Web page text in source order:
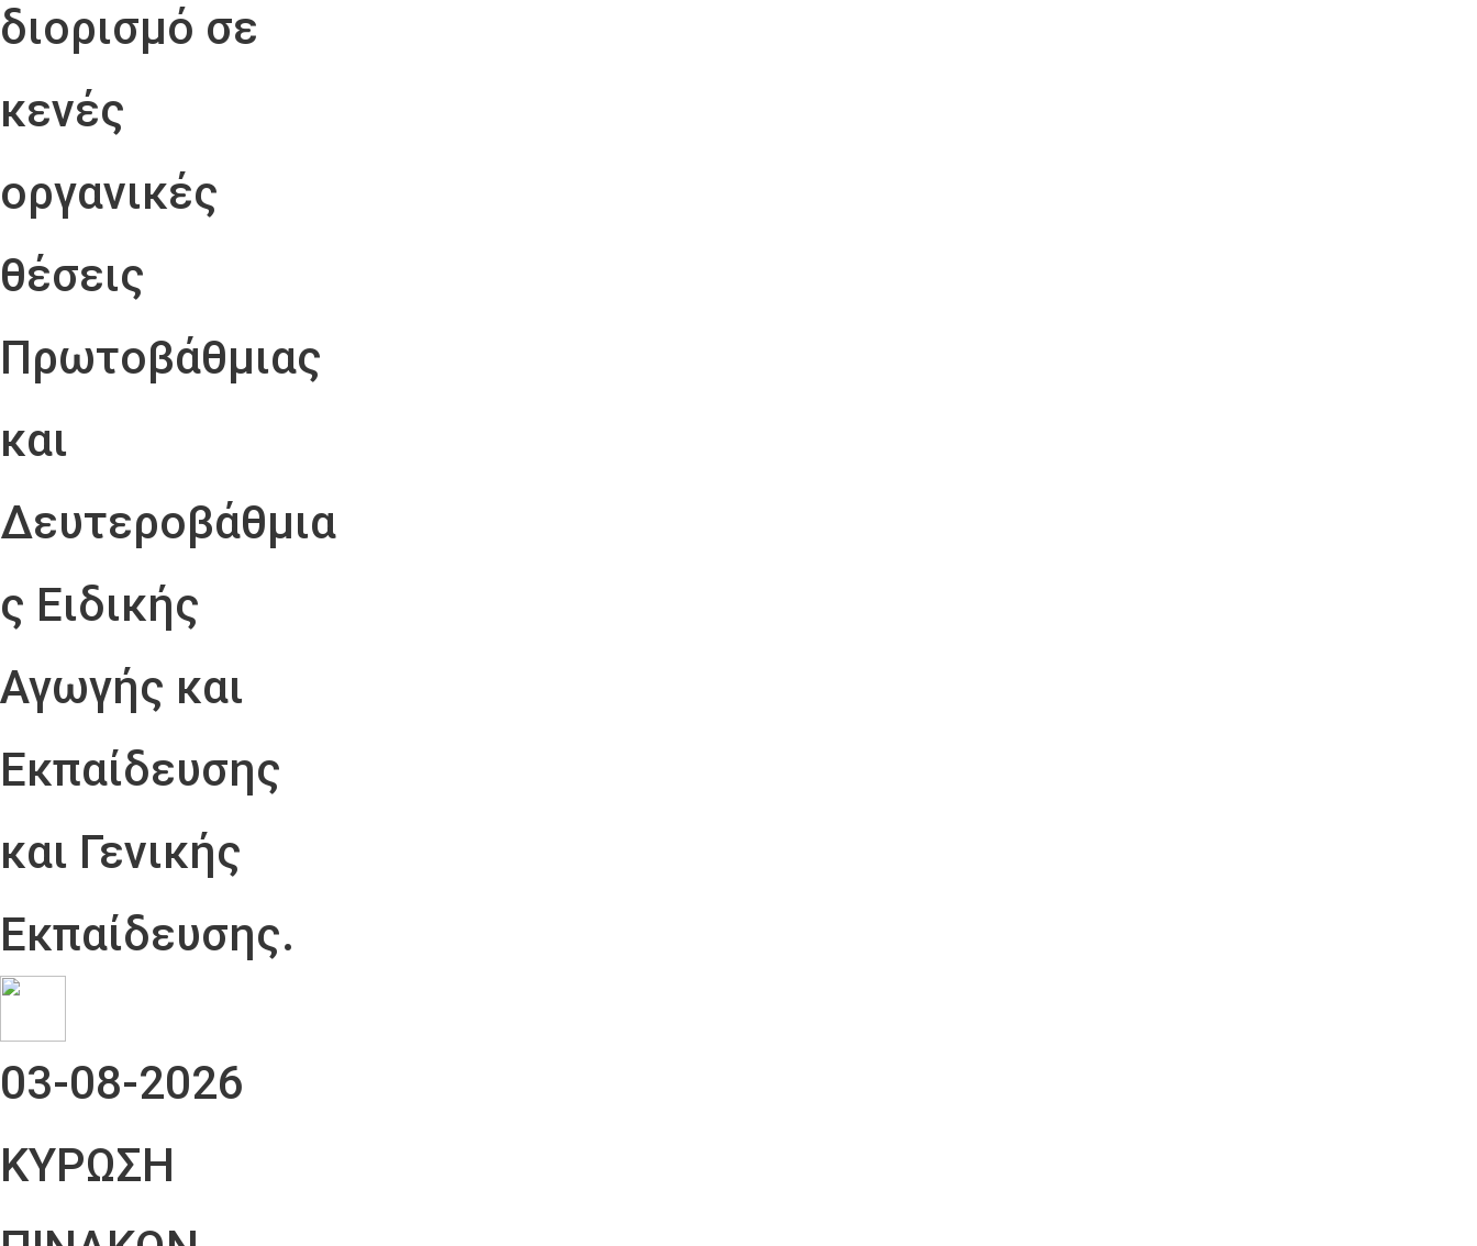
διορισμό σε
κενές
οργανικές
θέσεις
Πρωτοβάθμιας
και
Δευτεροβάθμια
ς Ειδικής
Αγωγής και
Εκπαίδευσης
και Γενικής
Εκπαίδευσης.
03-08-2026
ΚΥΡΩΣΗ